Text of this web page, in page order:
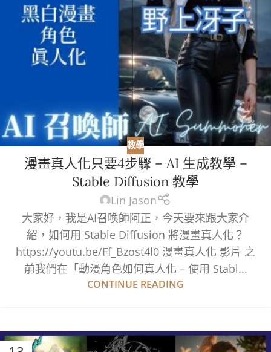
教學
漫畫真人化只要4步驟 – AI 生成教學 –
Stable Diffusion 教學
Lin Jason
大家好，我是AI召喚師阿正，今天要來跟大家介
紹，如何用 Stable Diffusion 將漫畫真人化？
https://youtu.be/Ff_Bzost4l0 漫畫真人化 影片 之
前我們在「動漫角色如何真人化 – 使用 Stabl...
CONTINUE READING